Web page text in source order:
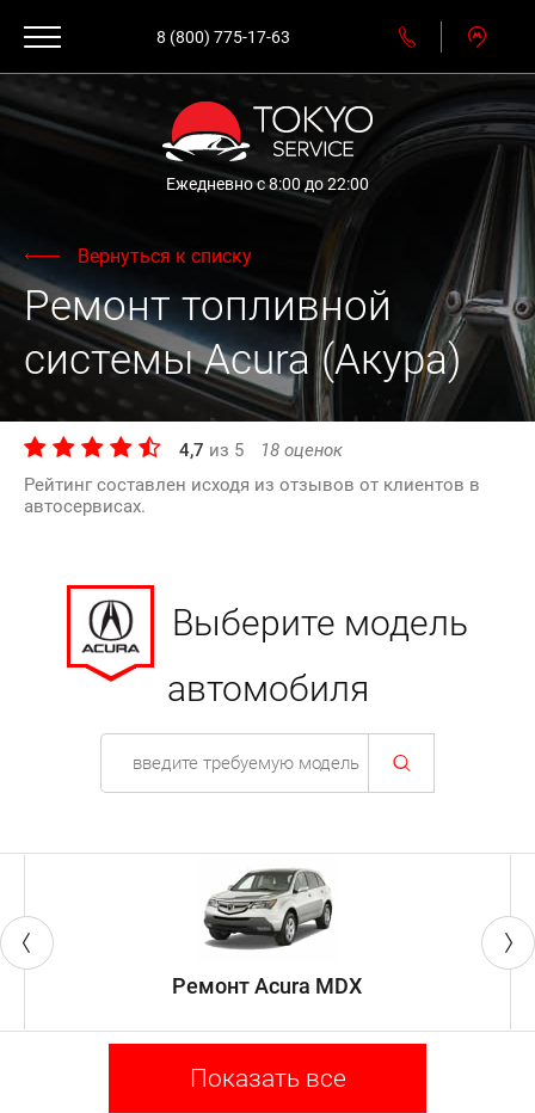
8 (800) 775-17-63
Ежедневно с 8:00 до 22:00
Вернуться к списку
Ремонт топливной
системы Acura (Акура)
4,7 из 5 18 оценок
Рейтинг составлен исходя из отзывов от клиентов в
автосервисах.
Выберите модель
автомобиля
Ремонт Acura MDX
Показать все